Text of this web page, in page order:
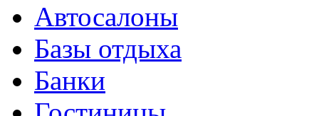
Автосалоны
Базы отдыха
Банки